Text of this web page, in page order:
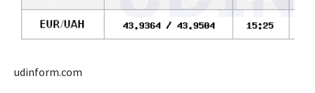
udinform.com